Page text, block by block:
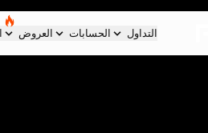
التداول الحسابات العروض